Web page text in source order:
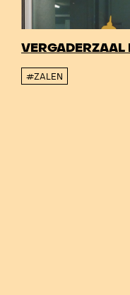
VERGADERZAAL
#ZALEN